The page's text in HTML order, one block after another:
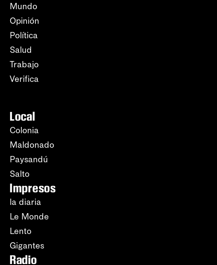
Mundo
Opinión
Política
Salud
Trabajo
Verifica
Local
Colonia
Maldonado
Paysandú
Salto
Impresos
la diaria
Le Monde
Lento
Gigantes
Radio